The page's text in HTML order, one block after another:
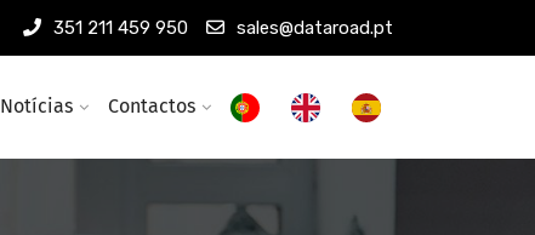
351 211 459 950 sales@dataroad.pt
Notícias Contactos